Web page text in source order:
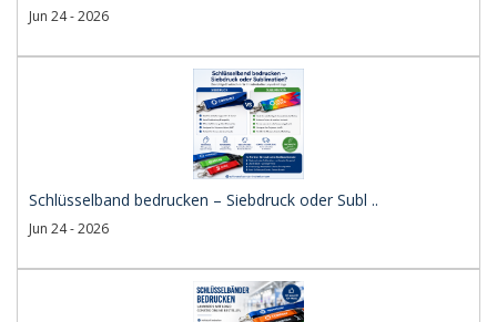
Jun 24 - 2026
Schlüsselband bedrucken – Siebdruck oder Subl ..
Jun 24 - 2026